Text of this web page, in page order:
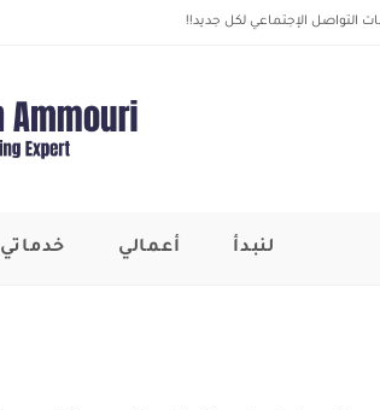
التواصل الإجتماعي لكل جديد!!
لنبدأ أعمالي خدماتي